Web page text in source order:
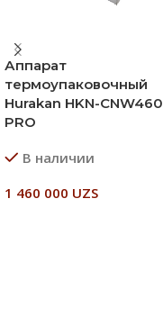
Аппарат
термоупаковочный
Hurakan HKN-CNW460
PRO
В наличии
1 460 000 UZS